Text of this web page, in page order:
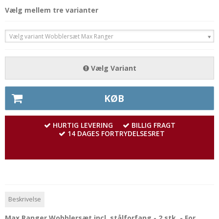
Vælg mellem tre varianter
Vælg variant Wobblersæt Max Ranger
Vælg Variant
KØB
HURTIG LEVERING
BILLIG FRAGT
14 DAGES FORTRYDELSESRET
Beskrivelse